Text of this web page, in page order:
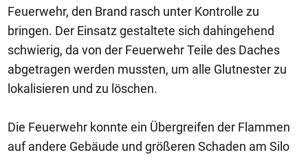
Feuerwehr, den Brand rasch unter Kontrolle zu
bringen. Der Einsatz gestaltete sich dahingehend
schwierig, da von der Feuerwehr Teile des Daches
abgetragen werden mussten, um alle Glutnester zu
lokalisieren und zu löschen.
Die Feuerwehr konnte ein Übergreifen der Flammen
auf andere Gebäude und größeren Schaden am Silo